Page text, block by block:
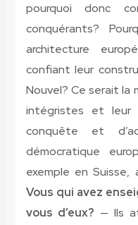
pourquoi donc
conquérants?
architecture
confiant leur
Nouvel? Ce serait la
intégristes et leur
conquête et
démocratique
exemple en Suisse,
Vous qui avez
vous d’eux? — Ils